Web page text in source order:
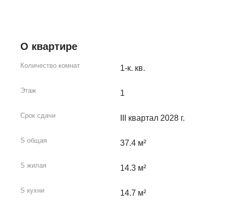
О квартире
Количество комнат 1-к. кв.
Этаж 1
Срок сдачи III квартал 2028 г.
S общая 37.4 м²
S жилая 14.3 м²
S кухни 14.7 м²